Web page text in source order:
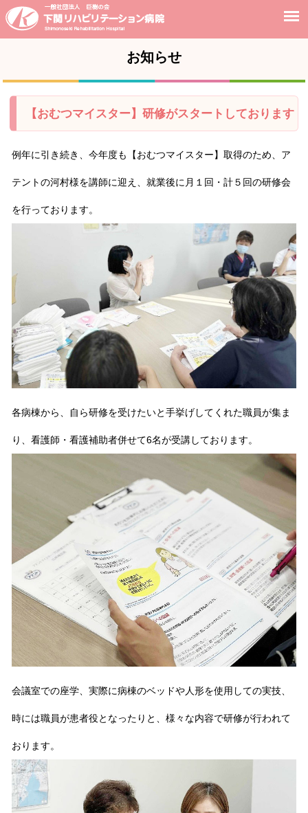
お知らせ
【おむつマイスター】研修がスタートしております
例年に引き続き、今年度も【おむつマイスター】取得のため、ア
テントの河村様を講師に迎え、就業後に月１回・計５回の研修会
を行っております。
各病棟から、自ら研修を受けたいと手挙げしてくれた職員が集ま
り、看護師・看護補助者併せて6名が受講しております。
会議室での座学、実際に病棟のベッドや人形を使用しての実技、
時には職員が患者役となったりと、様々な内容で研修が行われて
おります。